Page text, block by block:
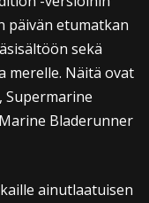
päivän etumatkan
sekä
merelle. Näitä ovat
Supermarine
Bladerunner
ainutlaatuisen